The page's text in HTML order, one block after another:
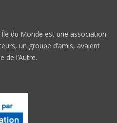
du Monde est une association
un groupe d’amis, avaient
de l’Autre.